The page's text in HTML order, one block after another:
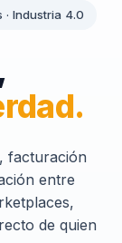
· Industria 4.0
facturación
entre
de quien